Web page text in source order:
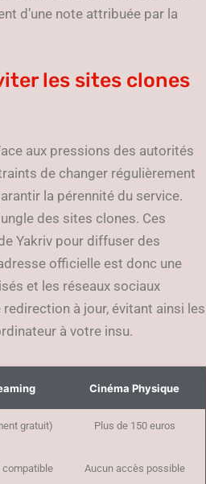
d’une note attribuée par la
les sites clones
aux pressions des autorités
de changer régulièrement
la pérennité du service.
des sites clones. Ces
Yakriv pour diffuser des
officielle est donc une
et les réseaux sociaux
à jour, évitant ainsi les
à votre insu.
Cinéma Physique
gratuit) Plus de 150 euros
compatible Aucun accès possible